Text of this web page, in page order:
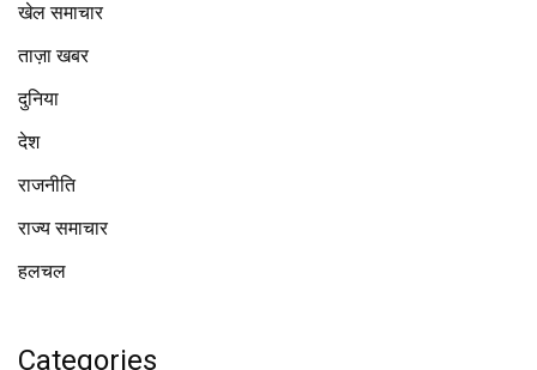
खेल समाचार
ताज़ा खबर
दुनिया
देश
राजनीति
राज्य समाचार
हलचल
Categories